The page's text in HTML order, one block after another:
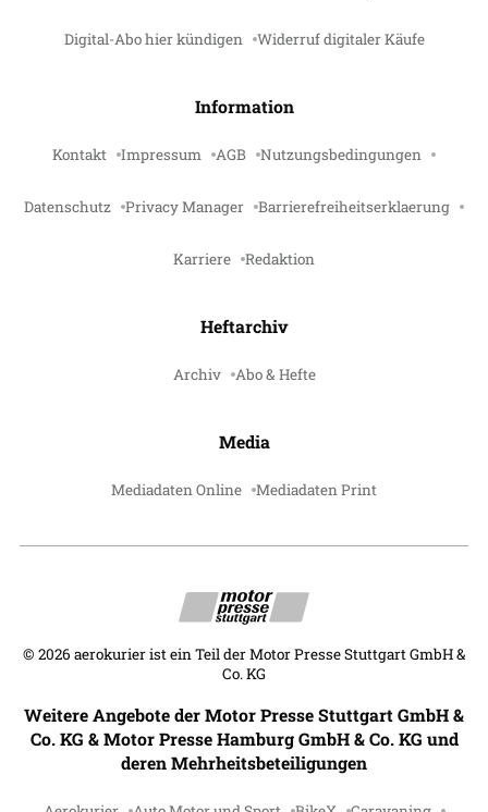
Digital-Abo hier kündigen Widerruf digitaler Käufe
Information
Kontakt Impressum AGB Nutzungsbedingungen
Datenschutz Privacy Manager Barrierefreiheitserklaerung
Karriere Redaktion
Heftarchiv
Archiv Abo & Hefte
Media
Mediadaten Online Mediadaten Print
© 2026 aerokurier ist ein Teil der Motor Presse Stuttgart GmbH &
Co. KG
Weitere Angebote der Motor Presse Stuttgart GmbH &
Co. KG & Motor Presse Hamburg GmbH & Co. KG und
deren Mehrheitsbeteiligungen